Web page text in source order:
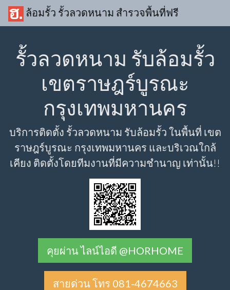
ล้อมรั้ว รั้วลวดหนาม สำรวจพื้นที่ฟรี
รั้วลวดหนาม รับล้อมรั้ว
เขตราษฎร์บูรณะ
กรุงเทพมหานคร
บริการติดตั้ง รั้วลวดหนาม รับล้อมรั้ว ในพื้นที่ เขต
ราษฎร์บูรณะ กรุงเทพมหานคร และบริเวณใกล้
เคียง ติดตั้งโดยทีมงานที่มีความชำนาญ เท่านั้น!!
คุยผ่าน ไลน์ไอดี @HORHOME
สายด่วน โทร 081-4674663